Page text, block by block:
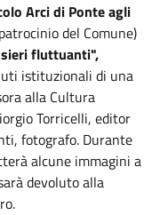
Arci di Ponte agli
del Comune)
fluttuanti",
istituzionali di una
alla Cultura
Torricelli, editor
fotografo. Durante
alcune immagini a
devoluto alla